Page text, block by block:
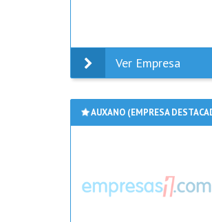
Ver Empresa
AUXANO (EMPRESA